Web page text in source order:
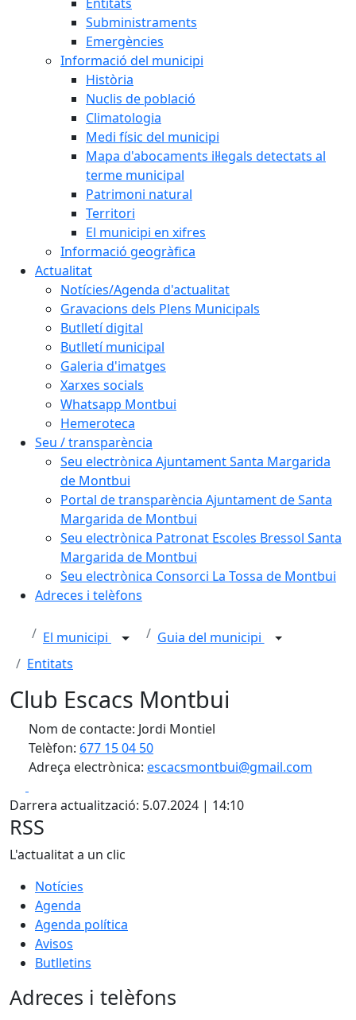
Subministraments
Emergències
Informació del municipi
Història
Nuclis de població
Climatologia
Medi físic del municipi
Mapa d'abocaments il·legals detectats al
terme municipal
Patrimoni natural
Territori
El municipi en xifres
Informació geogràfica
Actualitat
Notícies/Agenda d'actualitat
Gravacions dels Plens Municipals
Butlletí digital
Butlletí municipal
Galeria d'imatges
Xarxes socials
Whatsapp Montbui
Hemeroteca
Seu / transparència
Seu electrònica Ajuntament Santa Margarida
de Montbui
Portal de transparència Ajuntament de Santa
Margarida de Montbui
Seu electrònica Patronat Escoles Bressol Santa
Margarida de Montbui
Seu electrònica Consorci La Tossa de Montbui
Adreces i telèfons
El municipi
Guia del municipi
Entitats
Club Escacs Montbui
Nom de contacte: Jordi Montiel
Telèfon: 677 15 04 50
Adreça electrònica: escacsmontbui@gmail.com
Darrera actualització: 5.07.2024 | 14:10
RSS
L'actualitat a un clic
Notícies
Agenda
Agenda política
Avisos
Butlletins
Adreces i telèfons